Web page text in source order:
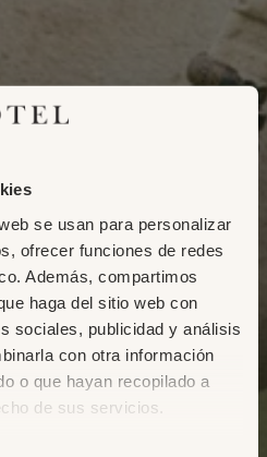
se usan para personalizar
ofrecer funciones de redes
Además, compartimos
haga del sitio web con
sociales, publicidad y análisis
con otra información
o que hayan recopilado a
de sus servicios.